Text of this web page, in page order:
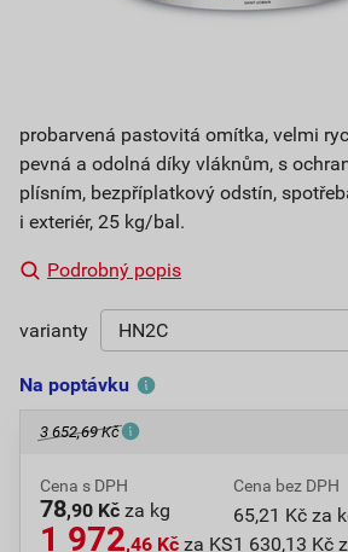
probarvená pastovitá omítka, velmi
pevná a odolná díky vláknům, s
plísním, bezpříplatkový odstín,
i exteriér, 25 kg/bal.
Podrobný popis
varianty
Na poptávku
3 652,69 Kč
Cena s DPH
78,90 Kč za kg
1 972,46 Kč za KS
Cena bez DPH
65,21 Kč za
1 630,13 Kč